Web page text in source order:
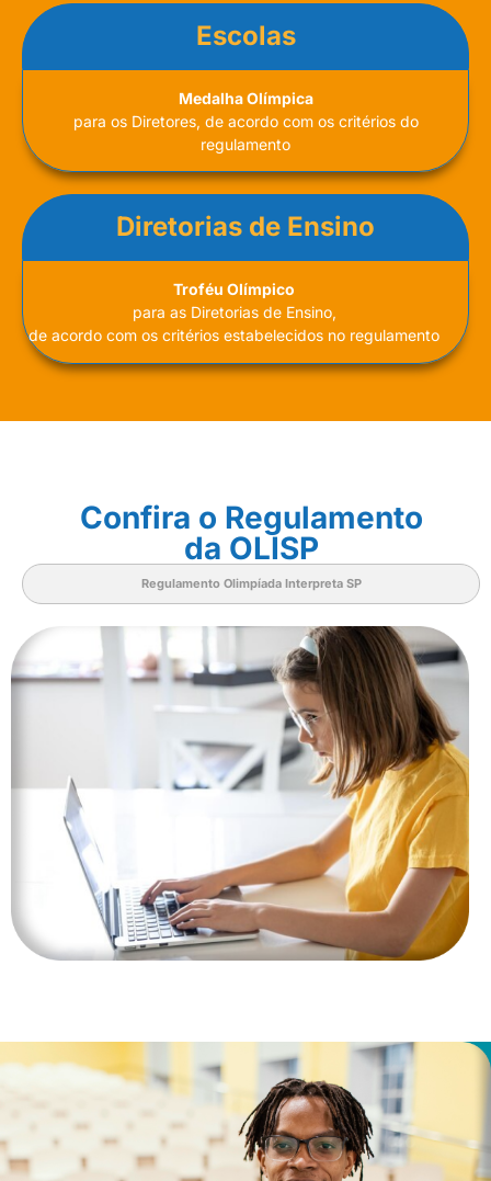
Escolas
Medalha Olímpica
para os Diretores, de acordo com os critérios do
regulamento
Diretorias de Ensino
Troféu Olímpico
para as Diretorias de Ensino,
de acordo com os critérios estabelecidos no regulamento
Confira o Regulamento
da OLISP
Regulamento Olimpíada Interpreta SP